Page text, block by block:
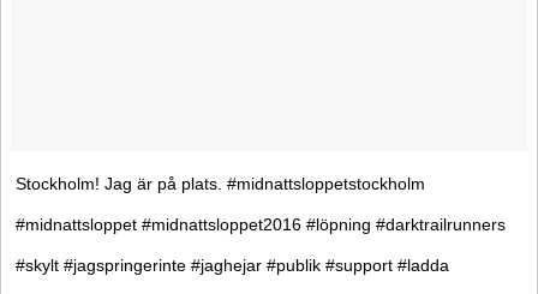
Stockholm! Jag är på plats. #midnattsloppetstockholm
#midnattsloppet #midnattsloppet2016 #löpning #darktrailrunners
#skylt #jagspringerinte #jaghejar #publik #support #ladda